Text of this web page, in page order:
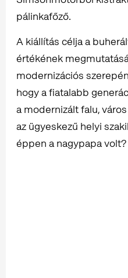
pálinkafőző.
A kiállítás célja a
értékének
modernizációs
hogy a fiatalabb
a modernizált falu,
az ügyeskezű helyi
éppen a nagypapa volt?